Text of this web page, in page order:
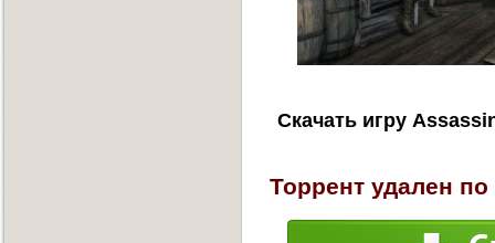
Скачать игру
Торрент удален